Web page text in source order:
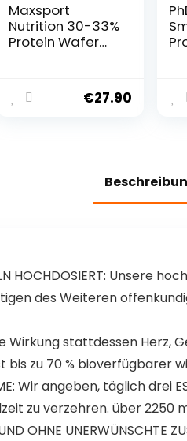
Maxsport
Nutrition 30-33%
Protein Wafer
Proteinriegel,
Protein Waffeln
Schokolade&Nü
€27.90
er
HOCHDOSIERT: Unsere
des Weiteren
Wirkung stattdessen
bis zu 70 % bioverfügbarer
Wir angeben, täglich
zu verzehren. über
UND OHNE